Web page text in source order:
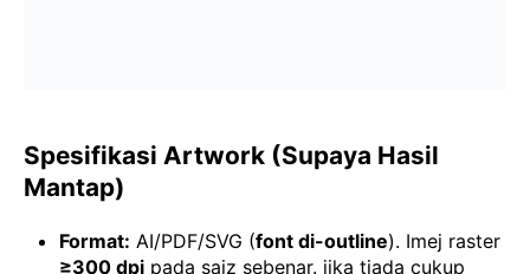
Spesifikasi Artwork (supaya Hasil
Mantap)
Format: AI/PDF/SVG (font di-outline). Imej raster
≥300 dpi pada saiz sebenar. jika tiada cukup